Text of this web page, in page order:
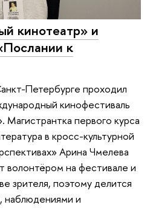
кинотеатр» и
к
Петербурге проходил
кинофестиваль
Магистрантка первого курса
в кросс-культурной
Арина Чмелева
волонтёром на фестивале и
зрителя, поэтому делится
наблюдениями и